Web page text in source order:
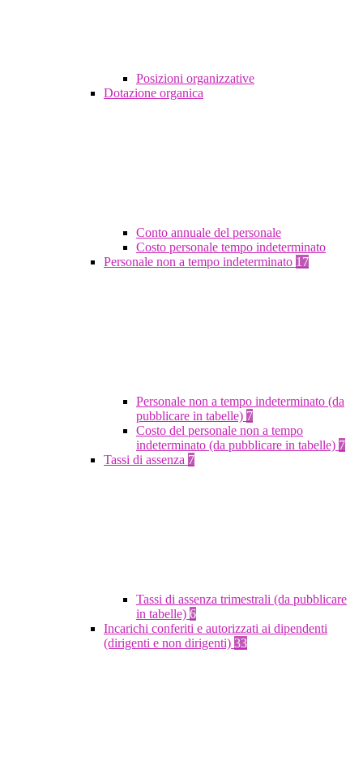
Posizioni organizzative
Dotazione organica
Conto annuale del personale
Costo personale tempo indeterminato
Personale non a tempo indeterminato 17
Personale non a tempo indeterminato (da
pubblicare in tabelle) 7
Costo del personale non a tempo
indeterminato (da pubblicare in tabelle) 7
Tassi di assenza 7
Tassi di assenza trimestrali (da pubblicare
in tabelle) 6
Incarichi conferiti e autorizzati ai dipendenti
(dirigenti e non dirigenti) 33